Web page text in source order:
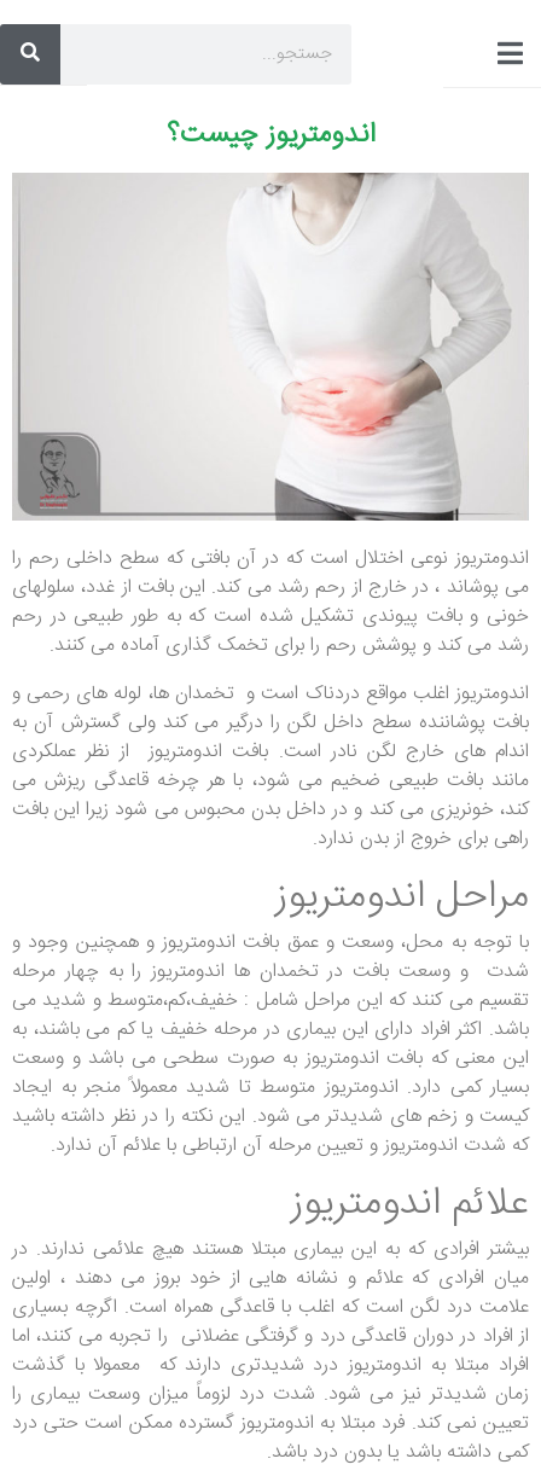
اندومتریوز چیست؟
اندومتریوز نوعی اختلال است که در آن بافتی که سطح داخلی رحم را
می پوشاند ، در خارج از رحم رشد می کند. این بافت از غدد، سلولهای
خونی و بافت پیوندی تشکیل شده است که به طور طبیعی در رحم
رشد می کند و پوشش رحم را برای تخمک گذاری آماده می کنند.
اندومتریوز اغلب مواقع دردناک است و تخمدان ها، لوله های رحمی و
بافت پوشاننده سطح داخل لگن را درگیر می کند ولی گسترش آن به
اندام های خارج لگن نادر است. بافت اندومتریوز از نظر عملکردی
مانند بافت طبیعی ضخیم می شود، با هر چرخه قاعدگی ریزش می
کند، خونریزی می کند و در داخل بدن محبوس می شود زیرا این بافت
راهی برای خروج از بدن ندارد.
مراحل اندومتریوز
با توجه به محل، وسعت و عمق بافت اندومتریوز و همچنین وجود و
شدت و وسعت بافت در تخمدان ها اندومتریوز را به چهار مرحله
تقسیم می کنند که این مراحل شامل : خفیف،کم،متوسط و شدید می
باشد. اکثر افراد دارای این بیماری در مرحله خفیف یا کم می باشند، به
این معنی که بافت اندومتریوز به صورت سطحی می باشد و وسعت
بسیار کمی دارد. اندومتریوز متوسط تا شدید معمولاً منجر به ایجاد
کیست و زخم های شدیدتر می شود. این نکته را در نظر داشته باشید
که شدت اندومتریوز و تعیین مرحله آن ارتباطی با علائم آن ندارد.
علائم اندومتریوز
بیشتر افرادی که به این بیماری مبتلا هستند هیچ علائمی ندارند. در
میان افرادی که علائم و نشانه هایی از خود بروز می دهند ، اولین
علامت درد لگن است که اغلب با قاعدگی همراه است. اگرچه بسیاری
از افراد در دوران قاعدگی درد و گرفتگی عضلانی را تجربه می کنند، اما
افراد مبتلا به اندومتریوز درد شدیدتری دارند که معمولا با گذشت
زمان شدیدتر نیز می شود. شدت درد لزوماً میزان وسعت بیماری را
تعیین نمی کند. فرد مبتلا به اندومتریوز گسترده ممکن است حتی درد
کمی داشته باشد یا بدون درد باشد.